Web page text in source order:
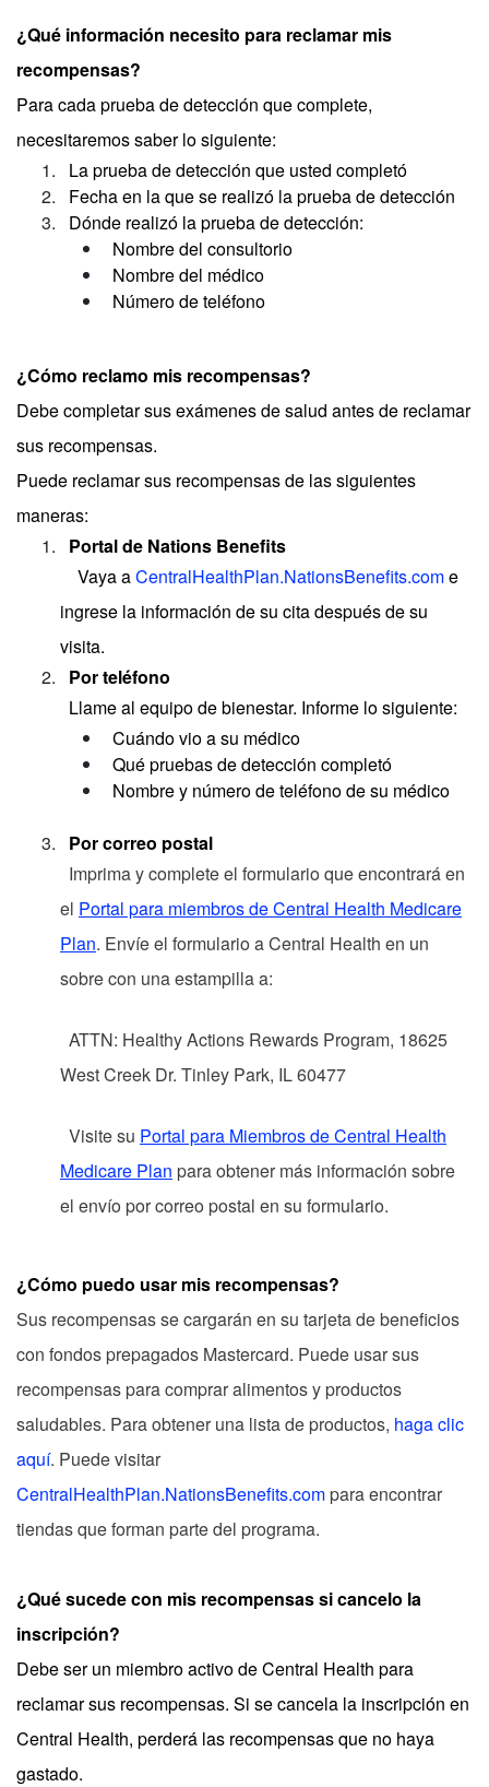
¿Qué información necesito para reclamar mis
recompensas?
Para cada prueba de detección que complete,
necesitaremos saber lo siguiente:
La prueba de detección que usted completó
Fecha en la que se realizó la prueba de detección
Dónde realizó la prueba de detección:
Nombre del consultorio
Nombre del médico
Número de teléfono
¿Cómo reclamo mis recompensas?
Debe completar sus exámenes de salud antes de reclamar
sus recompensas.
Puede reclamar sus recompensas de las siguientes
maneras:
Portal de Nations Benefits
Vaya aCentralHealthPlan.NationsBenefits.come
ingrese la información de su cita después de su
visita.
Por teléfono
Llame al equipo de bienestar. Informe lo siguiente:
Cuándo vio a su médico
Qué pruebas de detección completó
Nombre y número de teléfono de su médico
Por correo postal
Imprima y complete el formulario que encontrará en
el Portal para miembros de Central Health Medicare
Plan. Envíe el formulario a Central Health en un
sobre con una estampilla a:
ATTN: Healthy Actions Rewards Program, 18625
West Creek Dr. Tinley Park, IL 60477
Visite su Portal para Miembros de Central Health
Medicare Plan para obtener más información sobre
el envío por correo postal en su formulario.
¿Cómo puedo usar mis recompensas?
Sus recompensas se cargarán en su tarjeta de beneficios
con fondos prepagados Mastercard. Puede usar sus
recompensas para comprar alimentos y productos
saludables. Para obtener una lista de productos, haga clic
aquí. Puede visitar
CentralHealthPlan.NationsBenefits.compara encontrar
tiendas que forman parte del programa.
¿Qué sucede con mis recompensas si cancelo la
inscripción?
Debe ser un miembro activo de Central Health para
reclamar sus recompensas. Si se cancela la inscripción en
Central Health, perderá las recompensas que no haya
gastado.